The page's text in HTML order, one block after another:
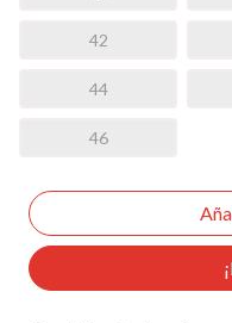
42
44
46